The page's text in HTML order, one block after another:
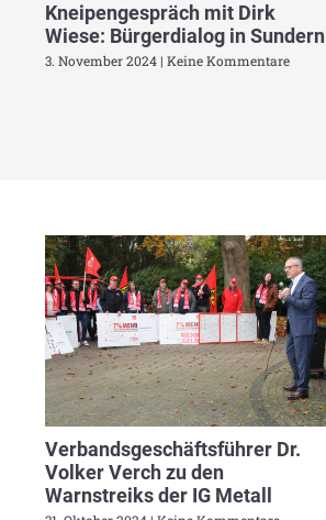
Kneipengespräch mit Dirk
Wiese: Bürgerdialog in Sundern
3. November 2024 Keine Kommentare
Verbandsgeschäftsführer Dr.
Volker Verch zu den
Warnstreiks der IG Metall